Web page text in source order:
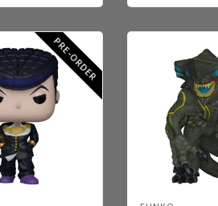
PRE-ORDER